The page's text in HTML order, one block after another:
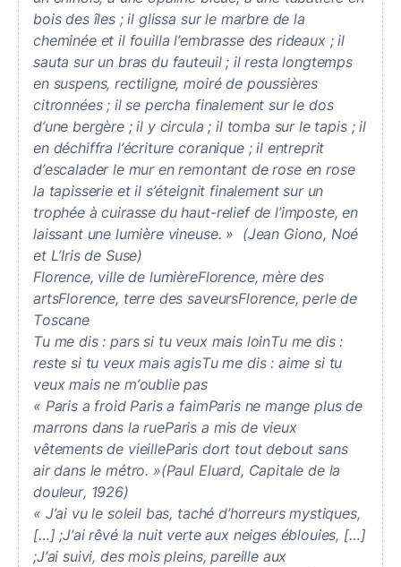
bois des îles ; il glissa sur le marbre de la
cheminée et il fouilla l’embrasse des rideaux ; il
sauta sur un bras du fauteuil ; il resta longtemps
en suspens, rectiligne, moiré de poussières
citronnées ; il se percha finalement sur le dos
d’une bergère ; il y circula ; il tomba sur le tapis ; il
en déchiffra l’écriture coranique ; il entreprit
d’escalader le mur en remontant de rose en rose
la tapisserie et il s’éteignit finalement sur un
trophée à cuirasse du haut-relief de l’imposte, en
laissant une lumière vineuse. » (Jean Giono, Noé
et L’Iris de Suse)
Florence, ville de lumièreFlorence, mère des
artsFlorence, terre des saveursFlorence, perle de
Toscane
Tu me dis : pars si tu veux mais loinTu me dis :
reste si tu veux mais agisTu me dis : aime si tu
veux mais ne m’oublie pas
« Paris a froid Paris a faimParis ne mange plus de
marrons dans la rueParis a mis de vieux
vêtements de vieilleParis dort tout debout sans
air dans le métro. »(Paul Eluard, Capitale de la
douleur, 1926)
« J’ai vu le soleil bas, taché d’horreurs mystiques,
[…] ;J’ai rêvé la nuit verte aux neiges éblouies, […]
;J’ai suivi, des mois pleins, pareille aux